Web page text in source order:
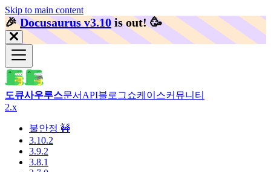
Skip to main content
🎉️Docusaurus v3.10 is out! 🥳️
도큐사우루스문서 API블로그쇼케이스커뮤니티
2.x
불안정 🚧
3.10.2
3.9.2
3.8.1